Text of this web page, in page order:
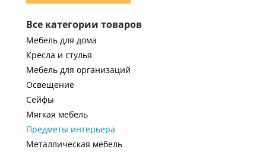
Все категории товаров
Мебель для дома
Кресла и стулья
Мебель для организаций
Освещение
Сейфы
Мягкая мебель
Предметы интерьера
Металлическая мебель